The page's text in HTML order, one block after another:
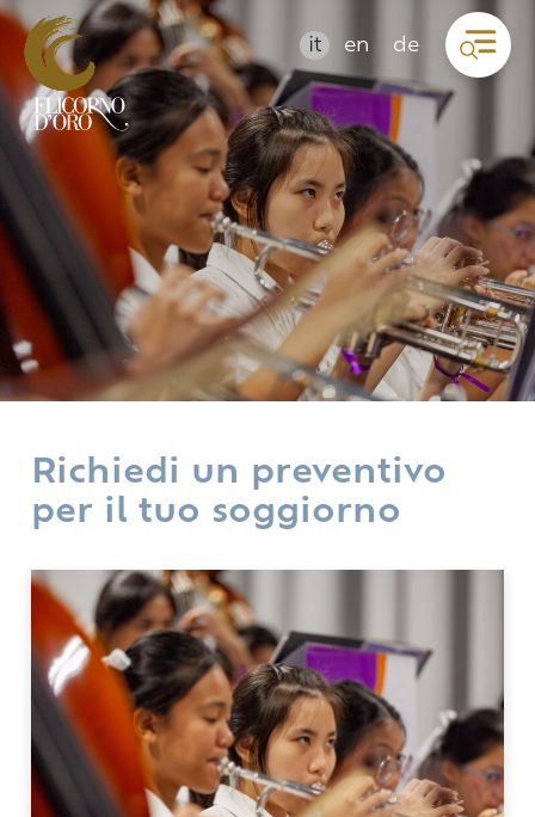
it en de
Richiedi un preventivo
per il tuo soggiorno